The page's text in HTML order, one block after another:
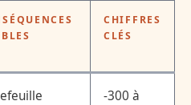
CHIFFRES
CLÉS
-300 à